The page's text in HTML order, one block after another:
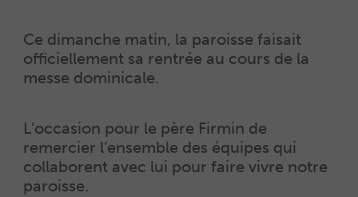
Ce dimanche matin, la paroisse faisait
officiellement sa rentrée au cours de la
messe dominicale.
L’occasion pour le père Firmin de
remercier l’ensemble des équipes qui
collaborent avec lui pour faire vivre notre
paroisse.